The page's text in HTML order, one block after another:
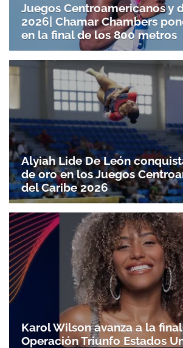
Juegos Centroamericanos y
2026| Chamar Chambers
en la final de los 800 metros
Alyiah Lide De León
de oro en los Juegos
del Caribe 2026
Karol Wilson avanza a la
Operación Triunfo Estados